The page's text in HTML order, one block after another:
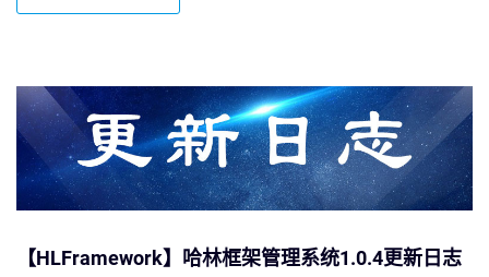
【HLFramework】哈林框架管理系统1.0.4更新日志